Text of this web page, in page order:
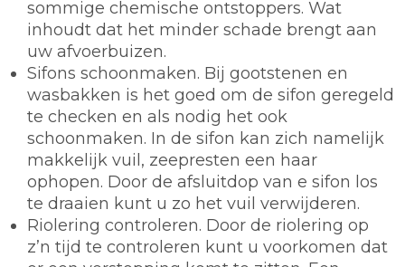
sommige chemische ontstoppers. Wat
inhoudt dat het minder schade brengt aan
uw afvoerbuizen.
Sifons schoonmaken. Bij gootstenen en
wasbakken is het goed om de sifon geregeld
te checken en als nodig het ook
schoonmaken. In de sifon kan zich namelijk
makkelijk vuil, zeepresten een haar
ophopen. Door de afsluitdop van e sifon los
te draaien kunt u zo het vuil verwijderen.
Riolering controleren. Door de riolering op
z’n tijd te controleren kunt u voorkomen dat